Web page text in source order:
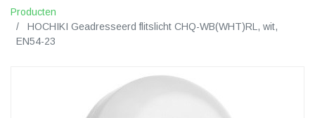
Producten
HOCHIKI Geadresseerd flitslicht CHQ-WB(WHT)RL, wit,
EN54-23